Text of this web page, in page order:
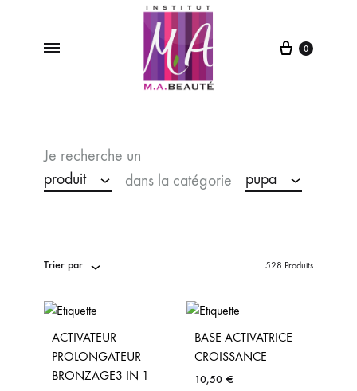
&
Spa
0
Je recherche un
produit
dans la catégorie pupa
Trier par 528 Produits
ACTIVATEUR
PROLONGATEUR
BRONZAGE3 IN 1
BASE ACTIVATRICE
CROISSANCE
10,50 €